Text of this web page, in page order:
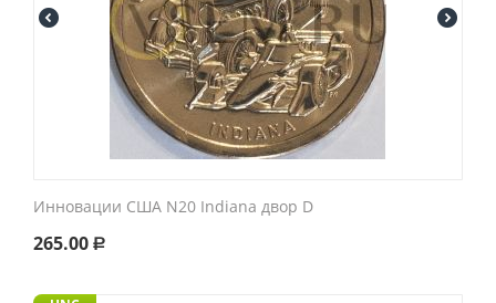
Инновации США N20 Indiana двор D
265.00 Р